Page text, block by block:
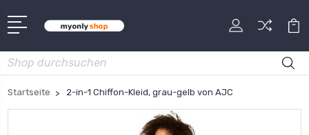
Suche
Startseite 2-in-1 Chiffon-Kleid, grau-gelb von AJC